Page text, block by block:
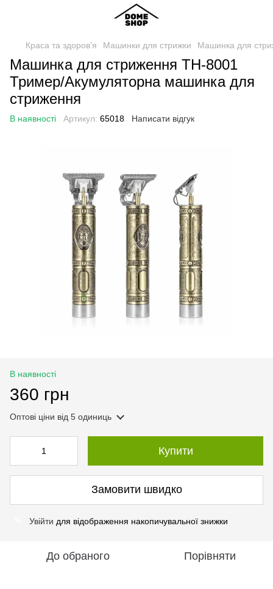
Краса та здоровʼя Машинки для стрижки Машинка для
Машинка для стриження TH-8001
Тример/Акумуляторна машинка для
стриження
В наявності Артикул: 65018 Написати відгук
В наявності
360 грн
Оптові ціни від 5 одиниць
Купити
Замовити швидко
Увійти для відображення накопичувальної знижки
До обраного Порівняти